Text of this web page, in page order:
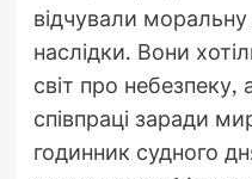
відчували моральну
наслідки. Вони
світ про небезпеку,
співпраці заради
годинник судного